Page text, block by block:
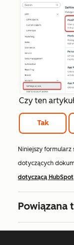
Czy ten
Tak
Niniejszy formularz
dotyczących
dotyczącą HubSpot
Powiązana